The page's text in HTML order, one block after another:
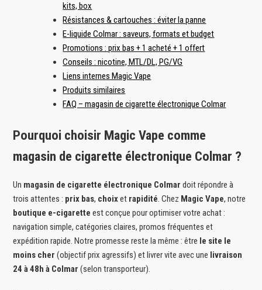
kits, box
Résistances & cartouches : éviter la panne
E-liquide Colmar : saveurs, formats et budget
Promotions : prix bas + 1 acheté + 1 offert
Conseils : nicotine, MTL/DL, PG/VG
Liens internes Magic Vape
Produits similaires
FAQ – magasin de cigarette électronique Colmar
Pourquoi choisir Magic Vape comme
magasin de cigarette électronique Colmar ?
Un magasin de cigarette électronique Colmar doit répondre à
trois attentes : prix bas, choixet rapidité. Chez Magic Vape, notre
boutique e-cigarette est conçue pour optimiser votre achat :
navigation simple, catégories claires, promos fréquentes et
expédition rapide. Notre promesse reste la même : être le site le
moins cher (objectif prix agressifs) et livrer vite avec une livraison
24 à 48h à Colmar (selon transporteur).